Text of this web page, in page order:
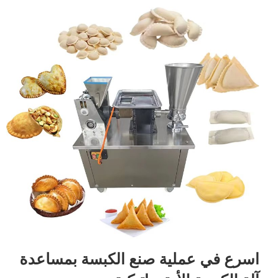
اسرع في عملية صنع الكبسة بمساعدة